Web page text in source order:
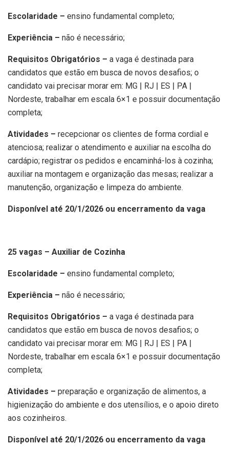
Escolaridade – ensino fundamental completo;
Experiência – não é necessário;
Requisitos Obrigatórios – a vaga é destinada para
candidatos que estão em busca de novos desafios; o
candidato vai precisar morar em: MG | RJ | ES | PA |
Nordeste, trabalhar em escala 6×1 e possuir documentação
completa;
Atividades – recepcionar os clientes de forma cordial e
atenciosa; realizar o atendimento e auxiliar na escolha do
cardápio; registrar os pedidos e encaminhá-los à cozinha;
auxiliar na montagem e organização das mesas; realizar a
manutenção, organização e limpeza do ambiente.
Disponível até 20/1/2026 ou encerramento da vaga
25 vagas – Auxiliar de Cozinha
Escolaridade – ensino fundamental completo;
Experiência – não é necessário;
Requisitos Obrigatórios – a vaga é destinada para
candidatos que estão em busca de novos desafios; o
candidato vai precisar morar em: MG | RJ | ES | PA |
Nordeste, trabalhar em escala 6×1 e possuir documentação
completa;
Atividades – preparação e organização de alimentos, a
higienização do ambiente e dos utensílios, e o apoio direto
aos cozinheiros.
Disponível até 20/1/2026 ou encerramento da vaga